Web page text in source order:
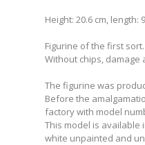
Height: 20.6 cm, length:
Figurine of the first sort.
Without chips, damage
The figurine was
Before the
factory with model
This model is available
white unpainted and